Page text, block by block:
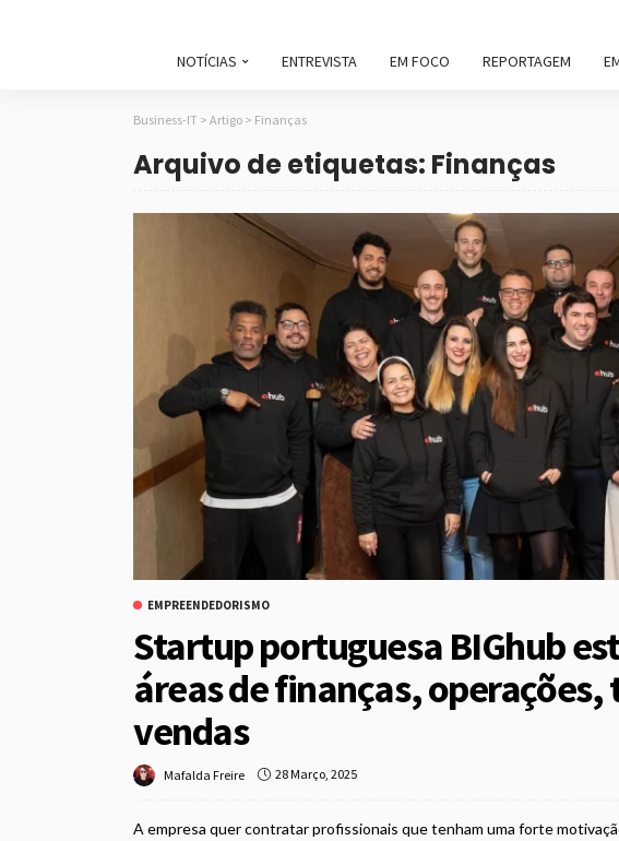
NOTÍCIAS ENTREVISTA EM FOCO REPORTAGEM
Business-IT > Artigo > Finanças
Arquivo de etiquetas: Finanças
EMPREENDEDORISMO
Startup portuguesa BIGhub
áreas de finanças, operações,
vendas
Mafalda Freire 28 Março, 2025
A empresa quer contratar profissionais que tenham uma forte